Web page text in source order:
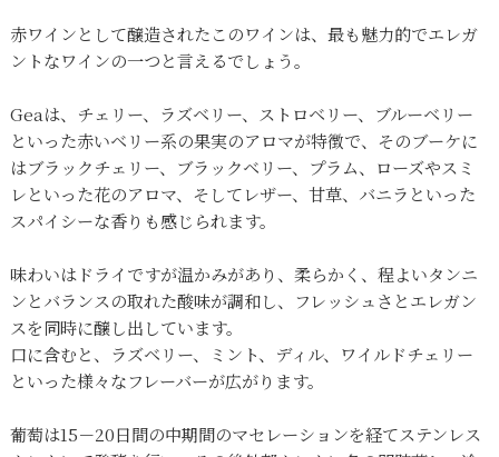
赤ワインとして醸造されたこのワインは、最も魅力的でエレガ
ントなワインの一つと言えるでしょう。
Geaは、チェリー、ラズベリー、ストロベリー、ブルーベリー
といった赤いベリー系の果実のアロマが特徴で、そのブーケに
はブラックチェリー、ブラックベリー、プラム、ローズやスミ
レといった花のアロマ、そしてレザー、甘草、バニラといった
スパイシーな香りも感じられます。
味わいはドライですが温かみがあり、柔らかく、程よいタンニ
ンとバランスの取れた酸味が調和し、フレッシュさとエレガン
スを同時に醸し出しています。
口に含むと、ラズベリー、ミント、ディル、ワイルドチェリー
といった様々なフレーバーが広がります。
葡萄は15－20日間の中期間のマセレーションを経てステンレス